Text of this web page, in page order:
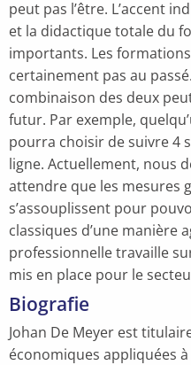
peut pas l’être. L’accent
et la didactique totale du
importants. Les
certainement pas au
combinaison des deux
futur. Par exemple,
pourra choisir de suivre 4
ligne. Actuellement, nous
attendre que les mesures
s’assouplissent pour
classiques d’une manière
professionnelle travaille
mis en place pour le
Biografie
Johan De Meyer est
économiques appliquées à